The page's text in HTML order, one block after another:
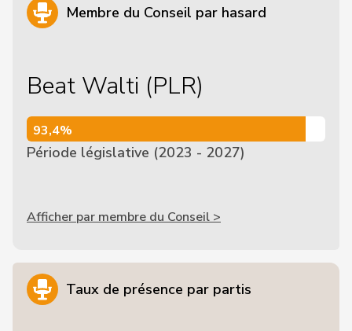
Membre du Conseil par hasard
Beat Walti (PLR)
93,4%
93,4%
Période législative (2023 - 2027)
Afficher par membre du Conseil >
Taux de présence par partis